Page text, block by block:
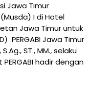
Jawa Timur
I di Hotel
Jawa Timur untuk
PERGABI Jawa Timur
ST., MM., selaku
hadir dengan